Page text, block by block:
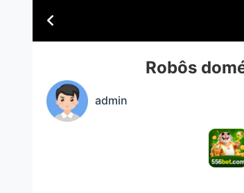
Robôs
admin